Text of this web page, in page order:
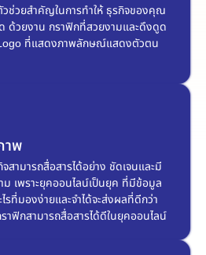
วช่วยสำคัญในการทำให้ ธุรกิจของคุณ
ด้วยงาน กราฟิกที่สวยงามและดึงดูด
ที่แสดงภาพลักษณ์แสดงตัวตน
าพ
สามารถสื่อสารได้อย่าง ชัดเจนและมี
ม เพราะยุคออนไลน์เป็นยุค ที่มีข้อมูล
รที่มองง่ายและจำได้จะส่งผลที่ดีกว่า
าฟิกสามารถสื่อสารได้ดีในยุคออนไลน์